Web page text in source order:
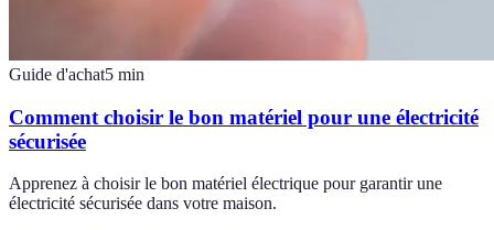
Guide d'achat5 min
Comment choisir le bon matériel pour une électricité
sécurisée
Apprenez à choisir le bon matériel électrique pour garantir une
électricité sécurisée dans votre maison.